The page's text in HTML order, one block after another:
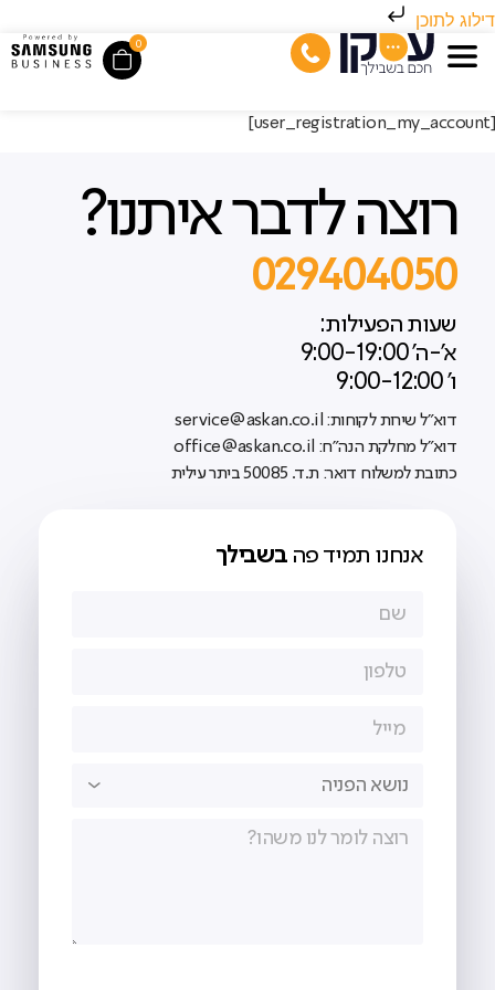
דילוג לתוכן
0
[user_registration_my_account]
רוצה לדבר איתנו?
029404050
שעות הפעילות:
א'-ה' 9:00-19:00
ו' 9:00-12:00
דוא"ל שירות לקוחות: service@askan.co.il
דוא"ל מחלקת הנה"ח: office@askan.co.il
כתובת למשלוח דואר: ת.ד. 50085 ביתר עילית
אנחנו תמיד פה בשבילך